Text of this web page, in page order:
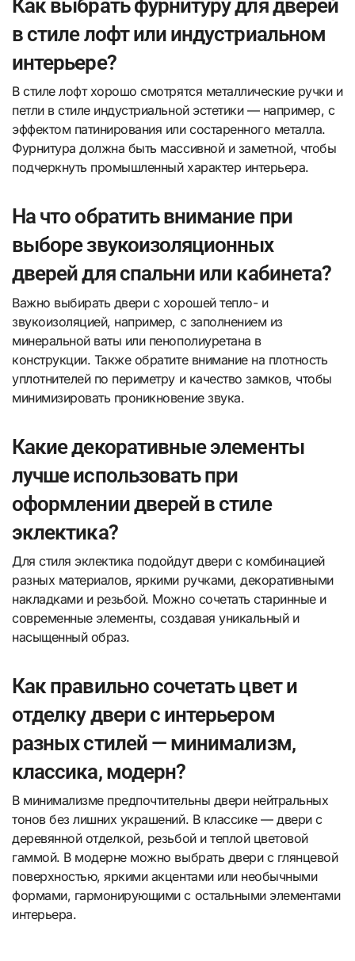
Как выбрать фурнитуру для дверей
в стиле лофт или индустриальном
интерьере?
В стиле лофт хорошо смотрятся металлические ручки и
петли в стиле индустриальной эстетики — например, с
эффектом патинирования или состаренного металла.
Фурнитура должна быть массивной и заметной, чтобы
подчеркнуть промышленный характер интерьера.
На что обратить внимание при
выборе звукоизоляционных
дверей для спальни или кабинета?
Важно выбирать двери с хорошей тепло- и
звукоизоляцией, например, с заполнением из
минеральной ваты или пенополиуретана в
конструкции. Также обратите внимание на плотность
уплотнителей по периметру и качество замков, чтобы
минимизировать проникновение звука.
Какие декоративные элементы
лучше использовать при
оформлении дверей в стиле
эклектика?
Для стиля эклектика подойдут двери с комбинацией
разных материалов, яркими ручками, декоративными
накладками и резьбой. Можно сочетать старинные и
современные элементы, создавая уникальный и
насыщенный образ.
Как правильно сочетать цвет и
отделку двери с интерьером
разных стилей — минимализм,
классика, модерн?
В минимализме предпочтительны двери нейтральных
тонов без лишних украшений. В классике — двери с
деревянной отделкой, резьбой и теплой цветовой
гаммой. В модерне можно выбрать двери с глянцевой
поверхностью, яркими акцентами или необычными
формами, гармонирующими с остальными элементами
интерьера.